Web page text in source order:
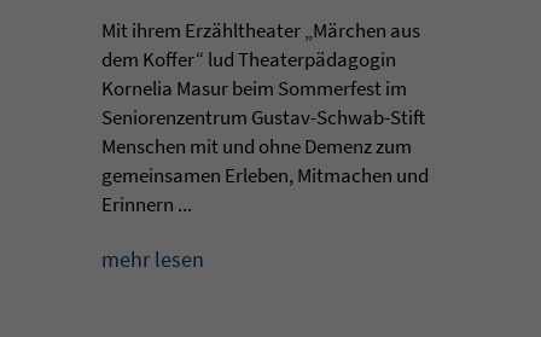
Mit ihrem Erzähltheater „Märchen aus
dem Koffer“ lud Theaterpädagogin
Kornelia Masur beim Sommerfest im
Seniorenzentrum Gustav-Schwab-Stift
Menschen mit und ohne Demenz zum
gemeinsamen Erleben, Mitmachen und
Erinnern ...
mehr lesen